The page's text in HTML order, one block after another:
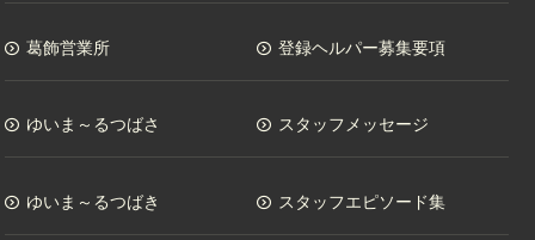
葛飾営業所
ゆいま～るつばさ
ゆいま～るつばき
登録ヘルパー募集要項
スタッフメッセージ
スタッフエピソード集